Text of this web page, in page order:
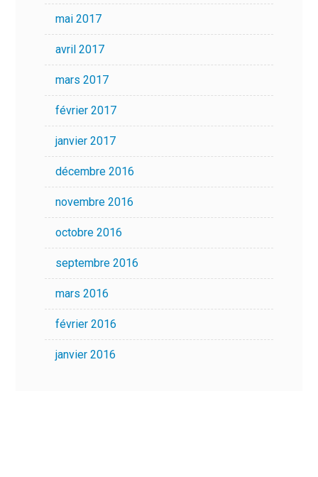
mai 2017
avril 2017
mars 2017
février 2017
janvier 2017
décembre 2016
novembre 2016
octobre 2016
septembre 2016
mars 2016
février 2016
janvier 2016